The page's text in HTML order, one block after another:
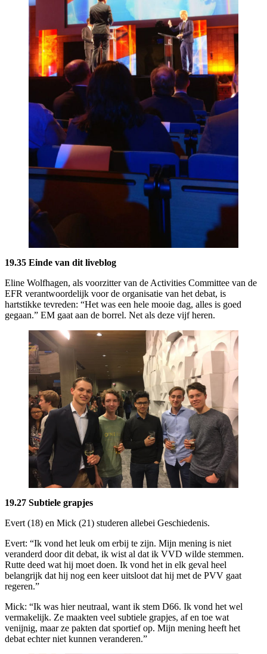
19.35 Einde van dit liveblog
Eline Wolfhagen, als voorzitter van de Activities Committee van de
EFR verantwoordelijk voor de organisatie van het debat, is
hartstikke tevreden: “Het was een hele mooie dag, alles is goed
gegaan.” EM gaat aan de borrel. Net als deze vijf heren.
19.27 Subtiele grapjes
Evert (18) en Mick (21) studeren allebei Geschiedenis.
Evert: “Ik vond het leuk om erbij te zijn. Mijn mening is niet
veranderd door dit debat, ik wist al dat ik VVD wilde stemmen.
Rutte deed wat hij moet doen. Ik vond het in elk geval heel
belangrijk dat hij nog een keer uitsloot dat hij met de PVV gaat
regeren.”
Mick: “Ik was hier neutraal, want ik stem D66. Ik vond het wel
vermakelijk. Ze maakten veel subtiele grapjes, af en toe wat
venijnig, maar ze pakten dat sportief op. Mijn mening heeft het
debat echter niet kunnen veranderen.”